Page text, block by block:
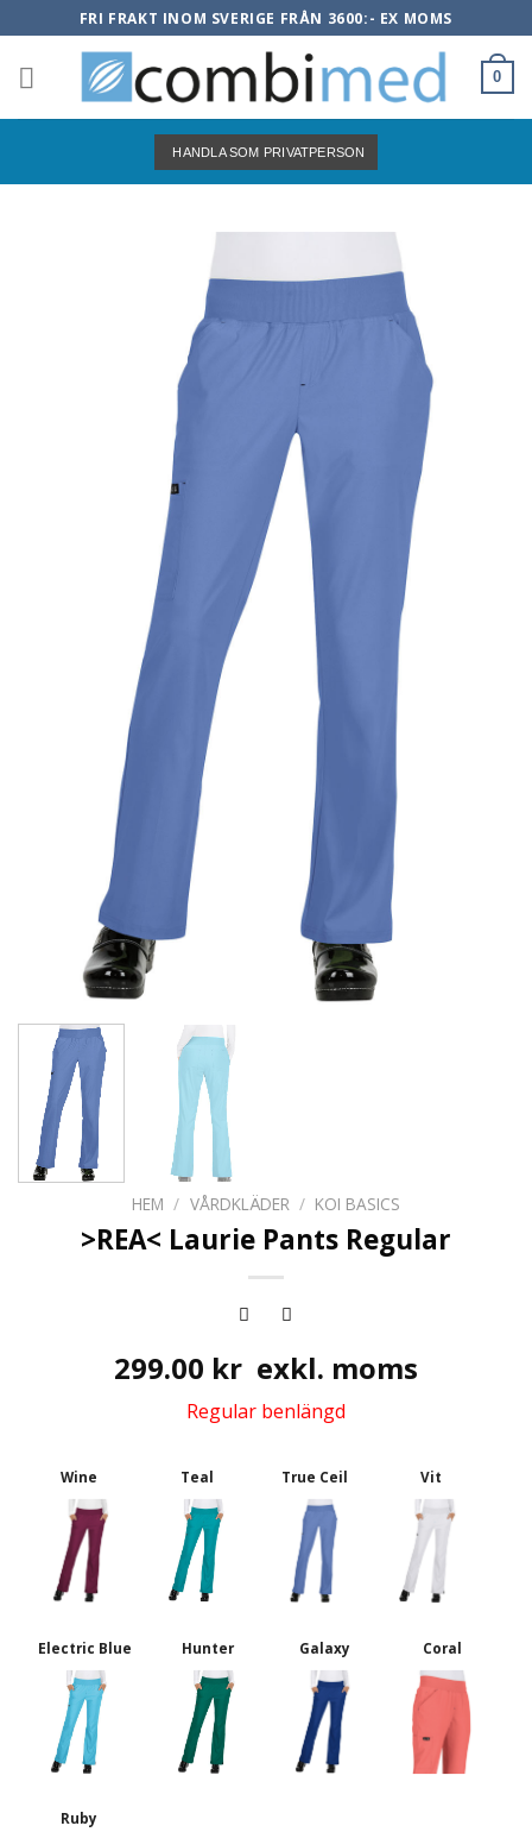
to
content
FRI FRAKT INOM SVERIGE FRÅN 3600:- EX MOMS
0
HANDLA SOM PRIVATPERSON
HEM / VÅRDKLÄDER / KOI BASICS
>REA< Laurie Pants Regular
299.00 kr exkl. moms
Regular benlängd
Wine Teal True Ceil Vit
Electric Blue Hunter Galaxy Coral
Ruby